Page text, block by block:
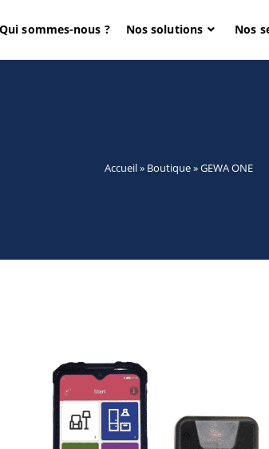
Qui sommes-nous ? Nos solutions Nos
Accueil» Boutique»GEWA ONE